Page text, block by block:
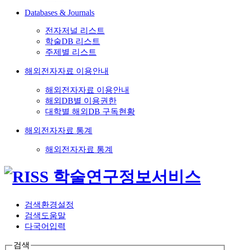
Databases & Journals
전자저널 리스트
학술DB 리스트
주제별 리스트
해외전자자료 이용안내
해외전자자료 이용안내
해외DB별 이용권한
대학별 해외DB 구독현황
해외전자자료 통계
해외전자자료 통계
검색환경설정
검색도움말
다국어입력
검색